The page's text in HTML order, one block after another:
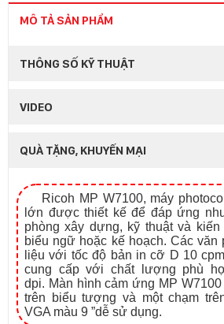
MÔ TẢ SẢN PHẨM
THÔNG SỐ KỸ THUẬT
VIDEO
QUÀ TẶNG, KHUYẾN MẠI
Ricoh MP W7100, máy
lớn được thiết kế để đáp ứng
phòng xây dựng, kỹ thuật và
biểu ngữ hoặc kế hoạch. Các văn
liệu với tốc độ bản in cỡ D 10
cung cấp với chất lượng phù
dpi. Màn hình cảm ứng MP
trên biểu tượng và một chạm
VGA màu 9 ”dễ sử dụng.